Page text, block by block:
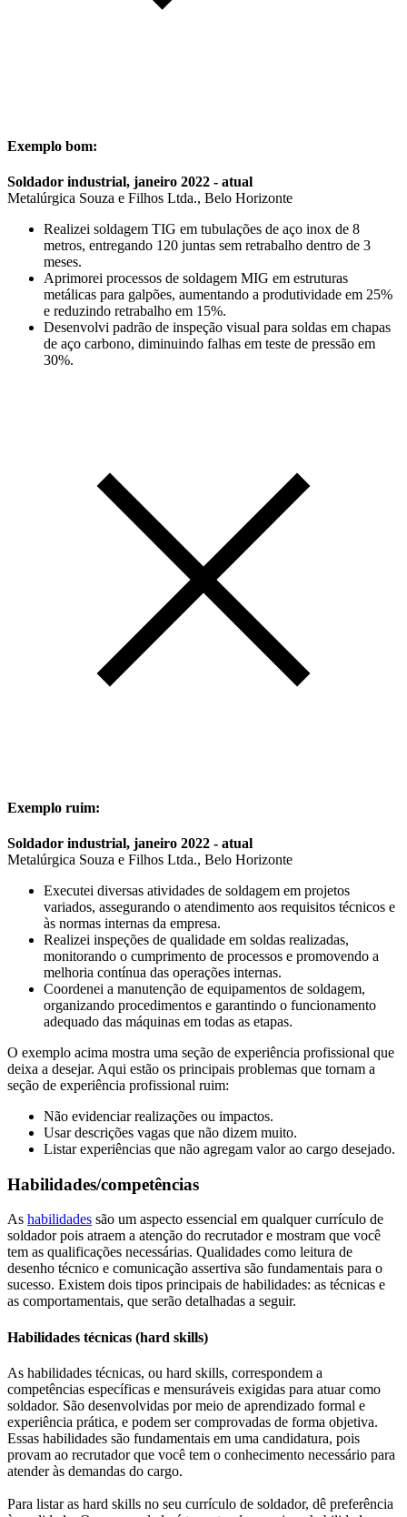
Exemplo bom:
Soldador industrial, janeiro 2022 - atual
Metalúrgica Souza e Filhos Ltda., Belo Horizonte
Realizei soldagem TIG em tubulações de aço inox de 8
metros, entregando 120 juntas sem retrabalho dentro de 3
meses.
Aprimorei processos de soldagem MIG em estruturas
metálicas para galpões, aumentando a produtividade em 25%
e reduzindo retrabalho em 15%.
Desenvolvi padrão de inspeção visual para soldas em chapas
de aço carbono, diminuindo falhas em teste de pressão em
30%.
Exemplo ruim:
Soldador industrial, janeiro 2022 - atual
Metalúrgica Souza e Filhos Ltda., Belo Horizonte
Executei diversas atividades de soldagem em projetos
variados, assegurando o atendimento aos requisitos técnicos e
às normas internas da empresa.
Realizei inspeções de qualidade em soldas realizadas,
monitorando o cumprimento de processos e promovendo a
melhoria contínua das operações internas.
Coordenei a manutenção de equipamentos de soldagem,
organizando procedimentos e garantindo o funcionamento
adequado das máquinas em todas as etapas.
O exemplo acima mostra uma seção de experiência profissional que
deixa a desejar. Aqui estão os principais problemas que tornam a
seção de experiência profissional ruim:
Não evidenciar realizações ou impactos.
Usar descrições vagas que não dizem muito.
Listar experiências que não agregam valor ao cargo desejado.
Habilidades/competências
As habilidades são um aspecto essencial em qualquer currículo de
soldador pois atraem a atenção do recrutador e mostram que você
tem as qualificações necessárias. Qualidades como leitura de
desenho técnico e comunicação assertiva são fundamentais para o
sucesso. Existem dois tipos principais de habilidades: as técnicas e
as comportamentais, que serão detalhadas a seguir.
Habilidades técnicas (hard skills)
As habilidades técnicas, ou hard skills, correspondem a
competências específicas e mensuráveis exigidas para atuar como
soldador. São desenvolvidas por meio de aprendizado formal e
experiência prática, e podem ser comprovadas de forma objetiva.
Essas habilidades são fundamentais em uma candidatura, pois
provam ao recrutador que você tem o conhecimento necessário para
atender às demandas do cargo.
Para listar as hard skills no seu currículo de soldador, dê preferência